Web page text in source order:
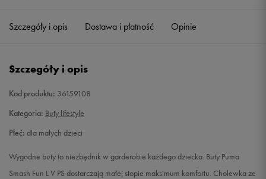
32 19 cm
33 20 cm Powiadom o dostępności
Szczegóły i opis Dostawa i płatność Opinie
Szczegóły i opis
Kod produktu: 36159108
Kategoria: Buty lifestyle
Płeć: dla małych dzieci
Wygodne buty to niezbędnik w garderobie każdego dziecka. Buty Puma
Smash Fun L V PS dostarczają małej stopie maksimum komfortu. Cholewka ze